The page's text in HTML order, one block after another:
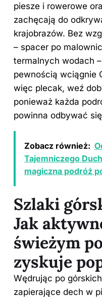
piesze i rowerowe
zachęcają do
krajobrazów. Bez
– spacer po
termalnych wodach
pewnością wciągnie
więc plecak, weź
ponieważ każda
powinna odbywać
Zobacz również:
Tajemniczego
magiczna podróż
Szlaki
Jak
świeżym
zyskuje
Wędrując po
zapierające dech w